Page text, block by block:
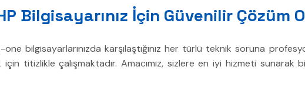
Bilgisayarınız İçin Güvenilir Çözüm
bilgisayarlarınızda karşılaştığınız her türlü teknik soruna
için titizlikle çalışmaktadır. Amacımız, sizlere en iyi hizmeti sunarak